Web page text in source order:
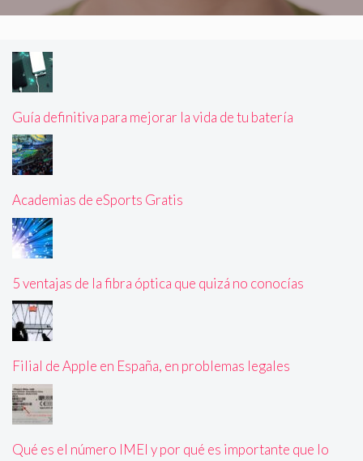
Guía definitiva para mejorar la vida de tu batería
Academias de eSports Gratis
5 ventajas de la fibra óptica que quizá no conocías
Filial de Apple en España, en problemas legales
Qué es el número IMEI y por qué es importante que lo